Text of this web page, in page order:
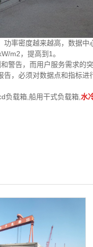
率密度越来越高，数据
m2，提高到1。
警告，而用户服务需求的
，必须对数据点和指标
负载箱,船用干式负载箱, 水